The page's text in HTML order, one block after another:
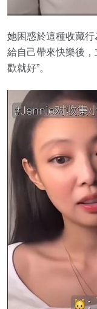
她困惑於這種收藏
給自己帶來快樂後
歡就好”。